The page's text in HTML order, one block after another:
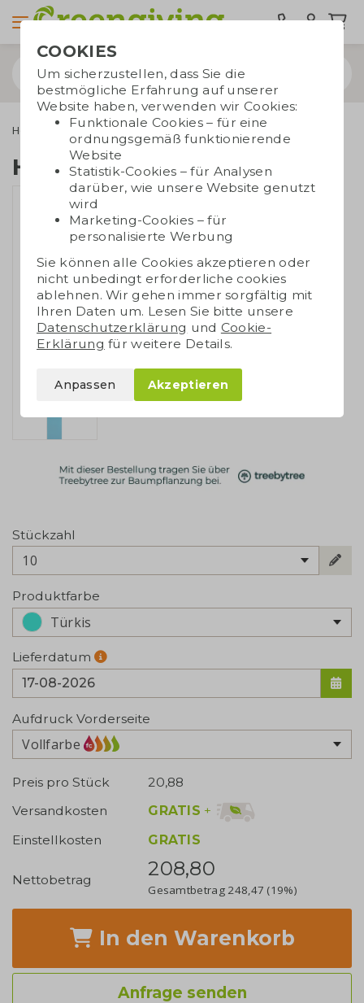
Home & Living Handtücher Handtuch recycelt
Handtuch recycelt
Stückzahl
10
Produktfarbe
Türkis
Lieferdatum
Aufdruck Vorderseite
Vollfarbe
Preis pro Stück
20,88
Versandkosten
GRATIS +
Einstellkosten
GRATIS
Nettobetrag 208,80
Gesamtbetrag 248,47 (19%)
In den Warenkorb
Anfrage senden
COOKIES
Um sicherzustellen, dass Sie die
bestmögliche Erfahrung auf unserer
Website haben, verwenden wir Cookies:
Funktionale Cookies – für eine
ordnungsgemäß funktionierende
Website
Statistik-Cookies – für Analysen
darüber, wie unsere Website genutzt
wird
Marketing-Cookies – für
personalisierte Werbung
Sie können alle Cookies akzeptieren oder
nicht unbedingt erforderliche cookies
ablehnen. Wir gehen immer sorgfältig mit
Ihren Daten um. Lesen Sie bitte unsere
Datenschutzerklärung und Cookie-
Erklärung für weitere Details.
Anpassen Akzeptieren